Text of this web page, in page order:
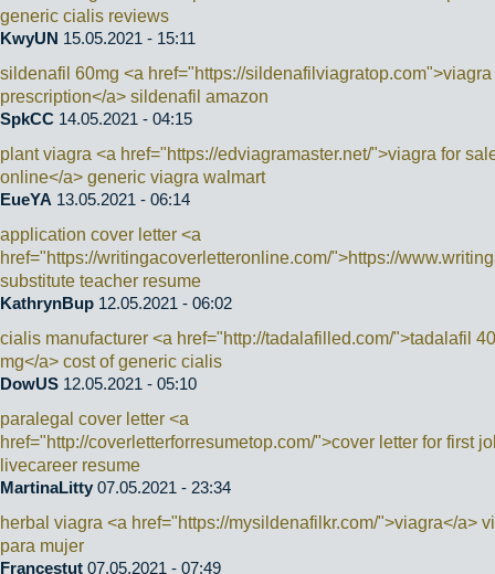
generic cialis reviews
KwyUN 15.05.2021 - 15:11
sildenafil 60mg <a href="https://sildenafilviagratop.com">viagra
prescription</a> sildenafil amazon
SpkCC 14.05.2021 - 04:15
plant viagra <a href="https://edviagramaster.net/">viagra for
online</a> generic viagra walmart
EueYA 13.05.2021 - 06:14
application cover letter <a
href="https://writingacoverletteronline.com/">https://
substitute teacher resume
KathrynBup 12.05.2021 - 06:02
cialis manufacturer <a href="http://tadalafilled.com/">tadalafil 40
mg</a> cost of generic cialis
DowUS 12.05.2021 - 05:10
paralegal cover letter <a
href="http://coverletterforresumetop.com/">cover letter for first
livecareer resume
MartinaLitty 07.05.2021 - 23:34
herbal viagra <a href="https://mysildenafilkr.com/">viagra</a>
para mujer
Francestut 07.05.2021 - 07:49